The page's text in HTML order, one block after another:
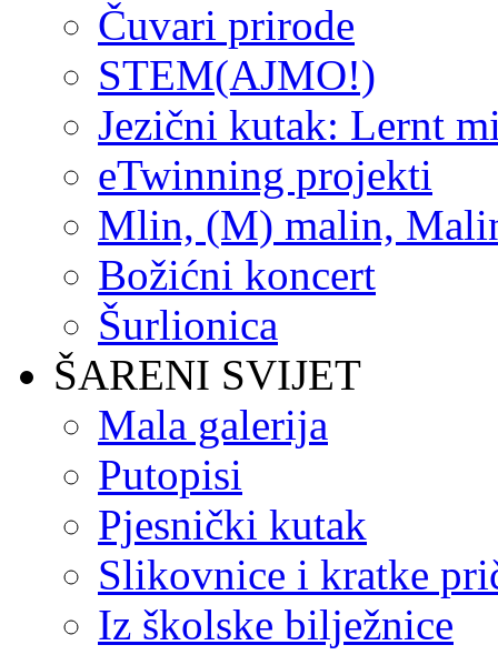
Čuvari prirode
STEM(AJMO!)
Jezični kutak: Lernt
eTwinning projekti
Mlin, (M) malin,
Božićni koncert
Šurlionica
ŠARENI SVIJET
Mala galerija
Putopisi
Pjesnički kutak
Slikovnice i kratke
Iz školske bilježnice